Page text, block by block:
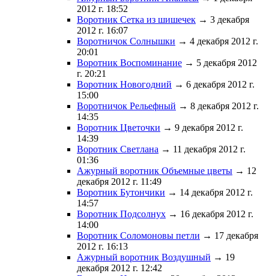
2012 г. 18:52
Воротник Сетка из шишечек → 3 декабря
2012 г. 16:07
Воротничок Солнышки → 4 декабря 2012 г.
20:01
Воротник Воспоминание → 5 декабря 2012
г. 20:21
Воротник Новогодний → 6 декабря 2012 г.
15:00
Воротничок Рельефный → 8 декабря 2012 г.
14:35
Воротник Цветочки → 9 декабря 2012 г.
14:39
Воротник Светлана → 11 декабря 2012 г.
01:36
Ажурный воротник Объемные цветы → 12
декабря 2012 г. 11:49
Воротник Бутончики → 14 декабря 2012 г.
14:57
Воротник Подсолнух → 16 декабря 2012 г.
14:00
Воротник Соломоновы петли → 17 декабря
2012 г. 16:13
Ажурный воротник Воздушный → 19
декабря 2012 г. 12:42